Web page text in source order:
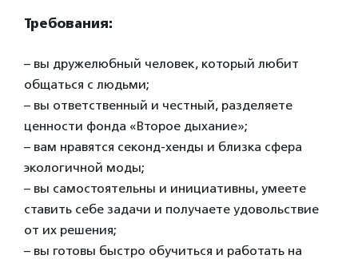
Требования:
– вы дружелюбный человек, который любит
общаться с людьми;
– вы ответственный и честный, разделяете
ценности фонда «Второе дыхание»;
– вам нравятся секонд-хенды и близка сфера
экологичной моды;
– вы самостоятельны и инициативны, умеете
ставить себе задачи и получаете удовольствие
от их решения;
– вы готовы быстро обучиться и работать на